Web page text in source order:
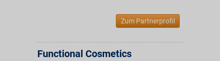
Zum Partnerprofil
Functional Cosmetics